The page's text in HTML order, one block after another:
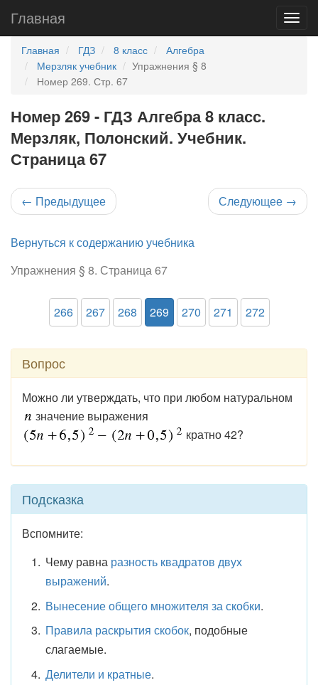
Главная
Главная ГДЗ 8 класс
Алгебра
Мерзляк учебник
Упражнения § 8
Номер 269. Стр. 67
Номер 269 - ГДЗ Алгебра 8 класс.
Мерзляк, Полонский. Учебник.
Страница 67
← Предыдущее Следующее →
Вернуться к содержанию учебника
Упражнения § 8. Страница 67
266 267 268 269 270 271 272
Вопрос
Можно ли утверждать, что при любом натуральном
значение выражения
кратно 42?
Подсказка
Вспомните:
Чему равна разность квадратов двух
выражений.
Вынесение общего множителя за скобки.
Правила раскрытия скобок, подобные
слагаемые.
Делители и кратные.